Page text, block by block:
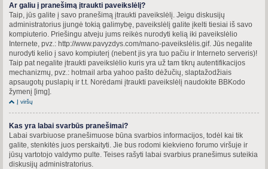
Ar galiu į pranešimą įtraukti paveikslėlį?
Taip, jūs galite į savo pranešimą įtraukti paveikslėlį. Jeigu diskusijų
administratorius įjungė tokią galimybę, paveikslėlį galite įkelti tiesiai iš savo
kompiuterio. Priešingu atveju jums reikės nurodyti kelią iki paveikslėlio
Internete, pvz.: http://www.pavyzdys.com/mano-paveikslėlis.gif. Jūs negalite
nurodyti kelio į savo kompiuterį (nebent jis yra tuo pačiu ir Interneto serveris)!
Taip pat negalite įtraukti paveikslėlio kuris yra už tam tikrų autentifikacijos
mechanizmų, pvz.: hotmail arba yahoo pašto dėžučių, slaptažodžiais
apsaugotų puslapių ir t.t. Norėdami įtraukti paveikslėlį naudokite BBKodo
žymenį [img].
Į viršų
Kas yra labai svarbūs pranešimai?
Labai svarbiuose pranešimuose būna svarbios informacijos, todėl kai tik
galite, stenkitės juos perskaityti. Jie bus rodomi kiekvieno forumo viršuje ir
jūsų vartotojo valdymo pulte. Teises rašyti labai svarbius pranešimus suteikia
diskusijų administratorius.